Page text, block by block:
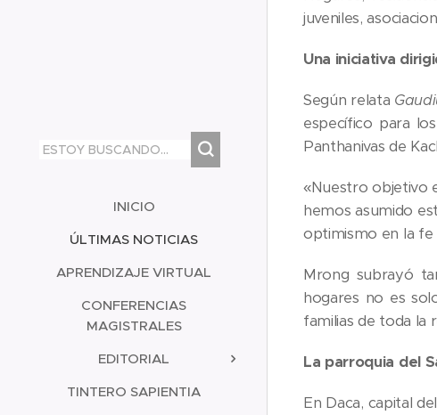
INICIO
ÚLTIMAS NOTICIAS
APRENDIZAJE VIRTUAL
CONFERENCIAS
MAGISTRALES
EDITORIAL
TINTERO SAPIENTIA
juveniles,
Una iniciativa
Según relata
específico para
Panthanivas de
«Nuestro objetivo
hemos asumido
optimismo en la fe
Mrong subrayó
hogares no es
familias de toda la
La parroquia del
En Daca, capital